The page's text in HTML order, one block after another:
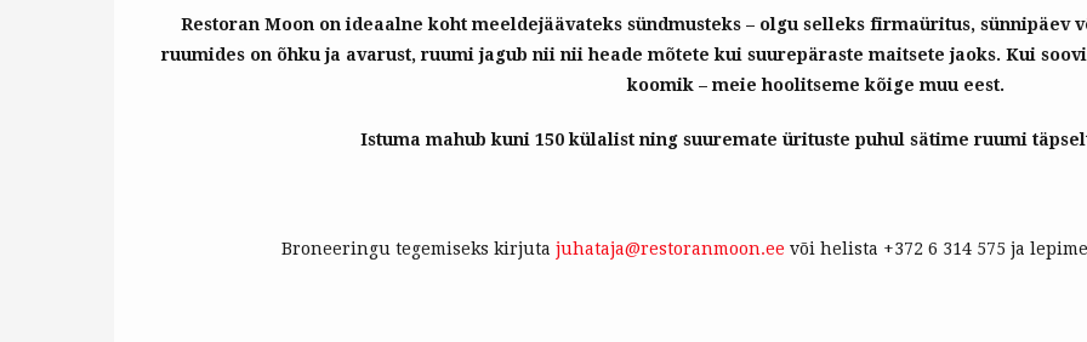
Restoran Moon on ideaalne koht meeldejäävateks sündmusteks – olgu selleks firmaüritus, sünnipäev
ruumides on õhku ja avarust, ruumi jagub nii nii heade mõtete kui suurepäraste maitsete jaoks. Kui
koomik – meie hoolitseme kõige muu eest.
Istuma mahub kuni 150 külalist ning suuremate ürituste puhul sätime ruumi
Broneeringu tegemiseks kirjuta juhataja@restoranmoon.ee või helista +372 6 314 575 ja